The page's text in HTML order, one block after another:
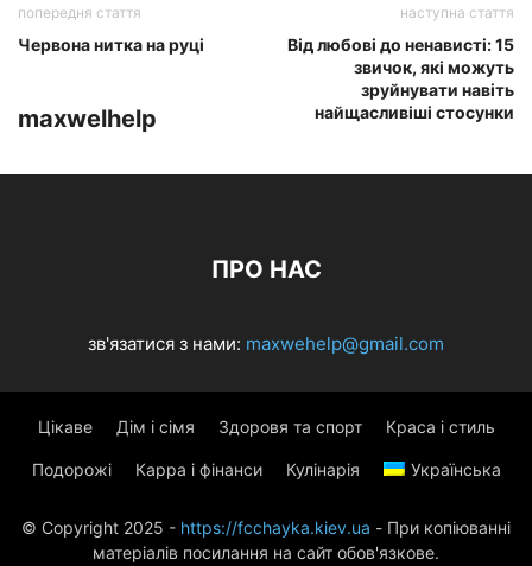
попередня стаття
Червона нитка на руці
наступна стаття
Від любові до ненависті: 15
звичок, які можуть
зруйнувати навіть
найщасливіші стосунки
maxwelhelp
ПРО НАС
зв'язатися з нами: maxwehelp@gmail.com
Цікаве Дім і сімя Здоровя та спорт Краса і стиль
Подорожі Карра і фінанси Кулінарія Українська
© Copyright 2025 - https://fcchayka.kiev.ua - При копіюванні
матеріалів посилання на сайт обов'язкове.